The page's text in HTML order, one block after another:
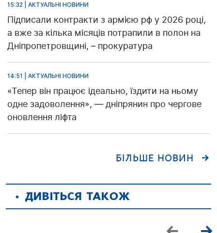
15:32 | АКТУАЛЬНІ НОВИНИ
Підписали контракти з армією рф у 2026 році,
а вже за кілька місяців потрапили в полон на
Дніпропетровщині, – прокуратура
14:51 | АКТУАЛЬНІ НОВИНИ
«Тепер він працює ідеально, їздити на ньому
одне задоволення», — дніпрянин про чергове
оновлення ліфта
БІЛЬШЕ НОВИН
ДИВІТЬСЯ ТАКОЖ